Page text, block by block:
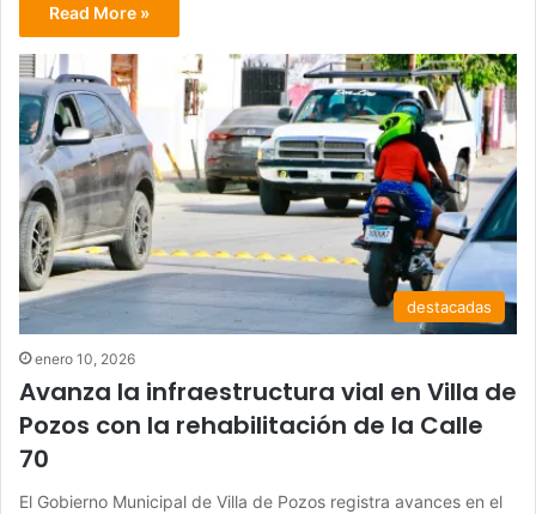
Read More »
destacadas
enero 10, 2026
Avanza la infraestructura vial en Villa de
Pozos con la rehabilitación de la Calle
70
El Gobierno Municipal de Villa de Pozos registra avances en el